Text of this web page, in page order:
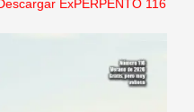
Descargar ExPERPENTO 116